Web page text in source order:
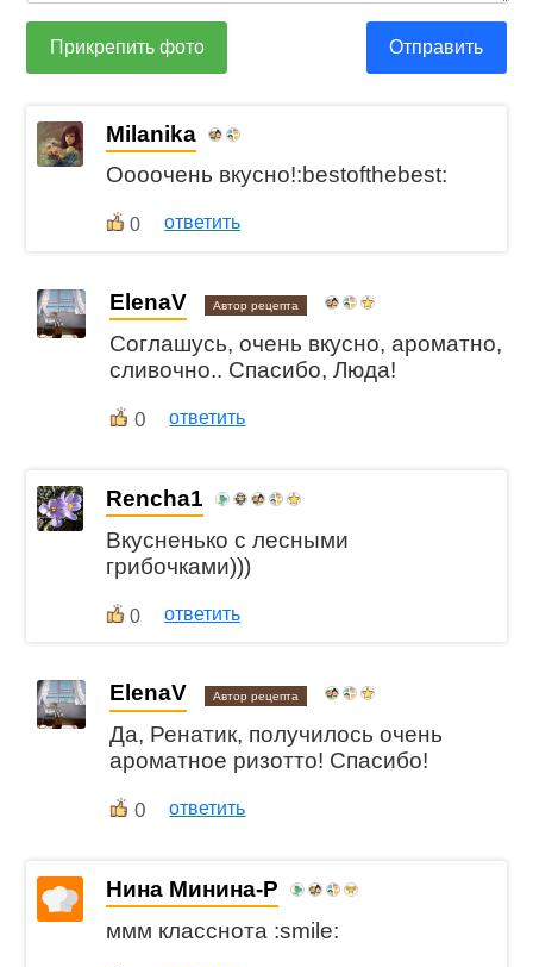
Прикрепить фото Отправить
Milanika
Оооочень вкусно!:bestofthebest:
0 ответить
ElenaV Автор рецепта
Соглашусь, очень вкусно, ароматно,
сливочно.. Спасибо, Люда!
0 ответить
Rencha1
Вкусненько с лесными
грибочками)))
0 ответить
ElenaV Автор рецепта
Да, Ренатик, получилось очень
ароматное ризотто! Спасибо!
0 ответить
Нина Минина-Р
ммм класснота :smile: